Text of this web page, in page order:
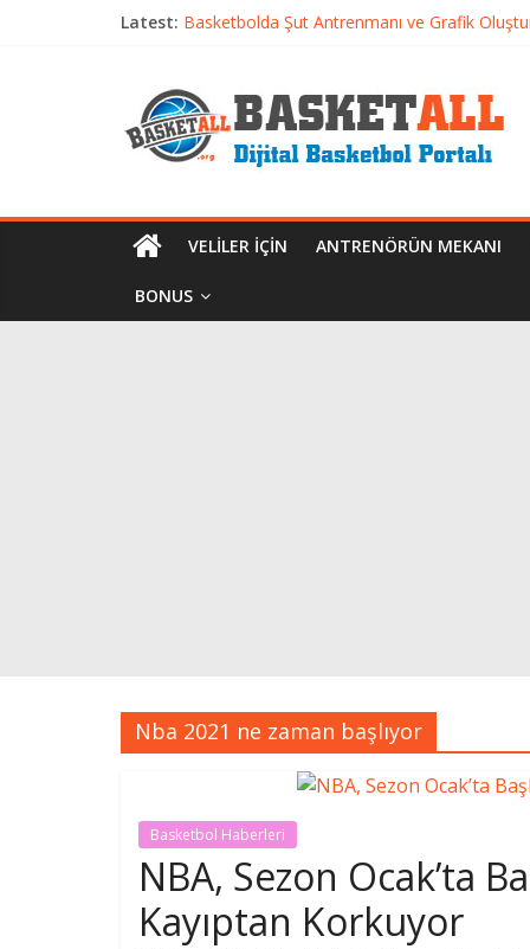
Latest: Basketbolda Şut Antrenmanı ve Grafik
Etkili Basketbol Antrenmanı Nasıl Olmalı
Basketbolcu Beslenmesi: Performansı Artıran
VELILER İÇIN ANTRENÖRÜN MEKANI
BONUS
Nba 2021 ne zaman başlıyor
Basketbol Haberleri
NBA, Sezon Ocak’ta
Kayıptan Korkuyor